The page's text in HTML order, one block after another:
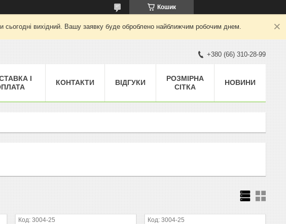
Кошик
сьогодні вихідний. Вашу заявку буде оброблено найближчим робочим днем.
+380 (66) 310-28-99
І
КОНТАКТИ ВІДГУКИ
РОЗМІРНА
СІТКА
НОВИНИ
3004-25 3004-25